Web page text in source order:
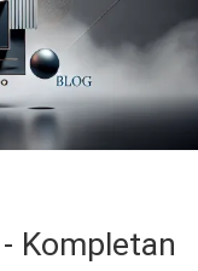
Kompletan